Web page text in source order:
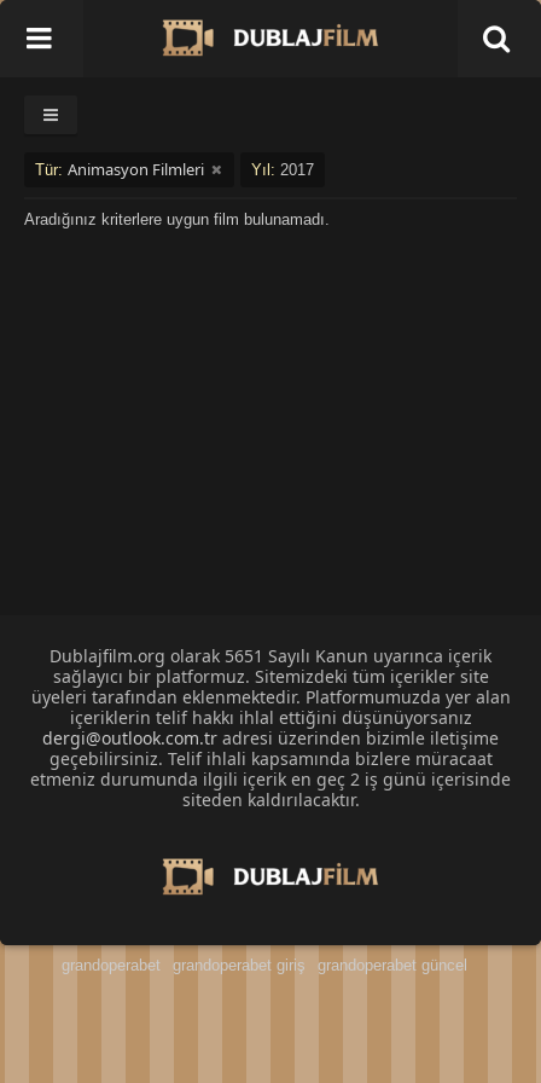
Tür: Animasyon Filmleri Yıl: 2017
Aradığınız kriterlere uygun film bulunamadı.
Dublajfilm.org olarak 5651 Sayılı Kanun uyarınca içerik
sağlayıcı bir platformuz. Sitemizdeki tüm içerikler site
üyeleri tarafından eklenmektedir. Platformumuzda yer alan
içeriklerin telif hakkı ihlal ettiğini düşünüyorsanız
dergi@outlook.com.tr adresi üzerinden bizimle iletişime
geçebilirsiniz. Telif ihlali kapsamında bizlere müracaat
etmeniz durumunda ilgili içerik en geç 2 iş günü içerisinde
siteden kaldırılacaktır.
grandoperabet grandoperabet giriş grandoperabet güncel